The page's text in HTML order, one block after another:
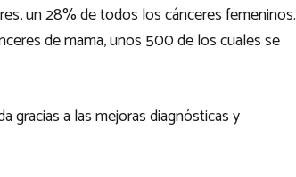
un 28% de todos los cánceres femeninos.
de mama, unos 500 de los cuales se
gracias a las mejoras diagnósticas y